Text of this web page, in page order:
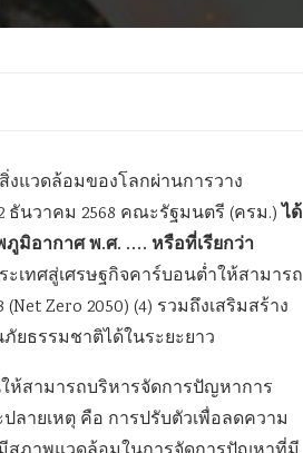
แวดล้อมของโลกผ่านการวาง
ธันวาคม 2568 คณะรัฐมนตรี (ครม.)ได้
มิอากาศ พ.ศ. …. หรือที่เรียกว่า
เทศสู่เศรษฐกิจคาร์บอนต่ำให้สามารถ
Zero 2050) (4) รวมถึงเสริมสร้าง
ยธรรมชาติได้ในระยะยาว
ห้สามารถบริหารจัดการปัญหาการ
ลายเหตุ คือ การปรับตัวเพื่อลดความ